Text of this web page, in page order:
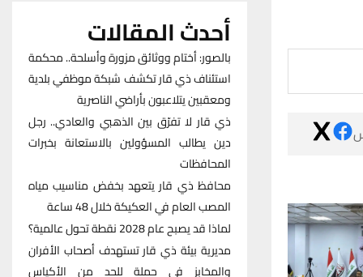
أحدث المقالات
بالصور: أختام ووثائق مزورة وأسلحة.. محكمة
استئناف ذي قار تكشف شبكة موظفي بلدية
ومعقبين يتلاعبون بأراضي الناصرية
ذي قار لا تفرّق بين الذهبي والعادي.. رجل
دين يطالب المسؤولين بالاستعانة بخبرات
المحافظات
محافظ ذي قار يتعهد بخفض مناسيب مياه
المصب العام في العكيكة خلال 48 ساعة
لماذا قد يصبح عام 2028 نقطة تحول عالمية؟
مديرية بيئة ذي قار تستهدف أصحاب الأفران
والمخابز في حملة للحد من الأكياس